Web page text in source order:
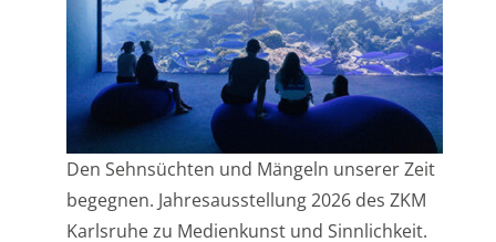
Den Sehnsüchten und Mängeln unserer Zeit
begegnen. Jahresausstellung 2026 des ZKM
Karlsruhe zu Medienkunst und Sinnlichkeit.
Die Ausstellung Silver Egg stellt die sinnliche
Haltung zur Welt in den Fokus und fragt:
Welche Medien und Wahrnehmungsformen